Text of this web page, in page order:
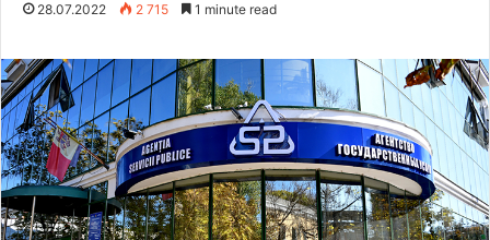
28.07.2022 2 715 1 minute read